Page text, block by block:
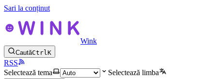
Sari la conținut
Wink
CautăCtrlK
RSS
Selectează tema
Selectează limba